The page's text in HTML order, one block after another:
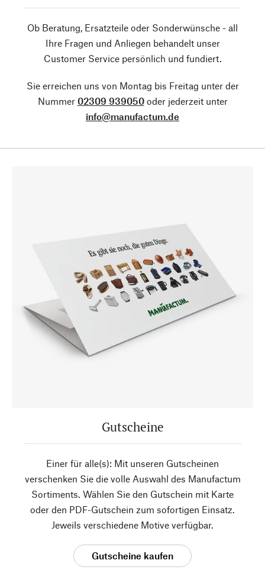
Ob Beratung, Ersatzteile oder Sonderwünsche - all
Ihre Fragen und Anliegen behandelt unser
Customer Service persönlich und fundiert.
Sie erreichen uns von Montag bis Freitag unter der
Nummer 02309 939050oder jederzeit unter
info@manufactum.de
Gutscheine
Einer für alle(s): Mit unseren Gutscheinen
verschenken Sie die volle Auswahl des Manufactum
Sortiments. Wählen Sie den Gutschein mit Karte
oder den PDF-Gutschein zum sofortigen Einsatz.
Jeweils verschiedene Motive verfügbar.
Gutscheine kaufen